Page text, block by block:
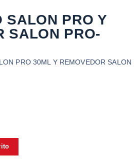
SALON PRO Y
SALON PRO-
PRO 30ML Y REMOVEDOR SALON